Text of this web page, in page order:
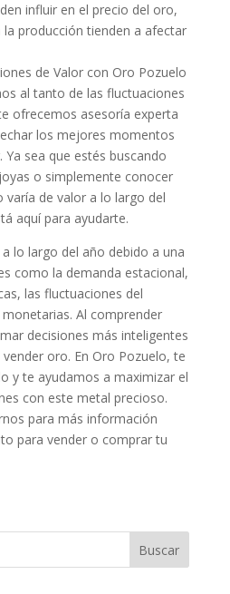
influir en el precio del oro,
producción tienden a afectar
de Valor con Oro Pozuelo
al tanto de las fluctuaciones
ofrecemos asesoría experta
los mejores momentos
sea que estés buscando
o simplemente conocer
de valor a lo largo del
aquí para ayudarte.
lo largo del año debido a una
como la demanda estacional,
las fluctuaciones del
Al comprender
decisiones más inteligentes
oro. En Oro Pozuelo, te
y te ayudamos a maximizar el
con este metal precioso.
para más información
para vender o comprar tu
Buscar